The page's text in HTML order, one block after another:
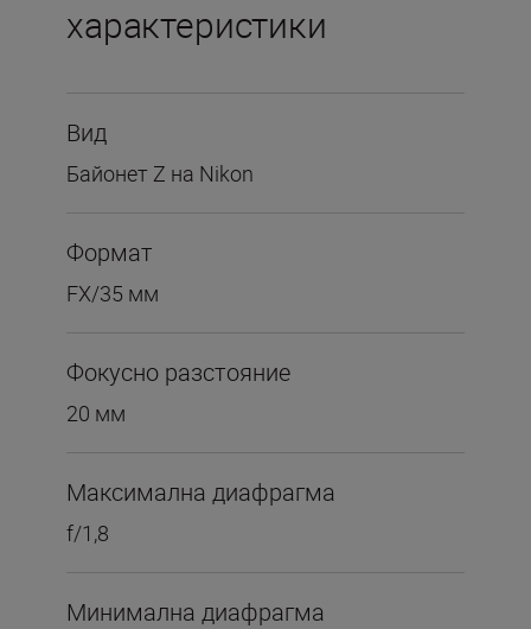
характеристики
Вид
Байонет Z на Nikon
Формат
FX/35 мм
Фокусно разстояние
20 мм
Максимална диафрагма
f/1,8
Минимална диафрагма